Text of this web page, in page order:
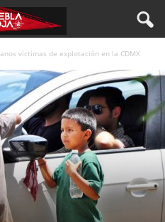
víctimas de explotación en la CDMX